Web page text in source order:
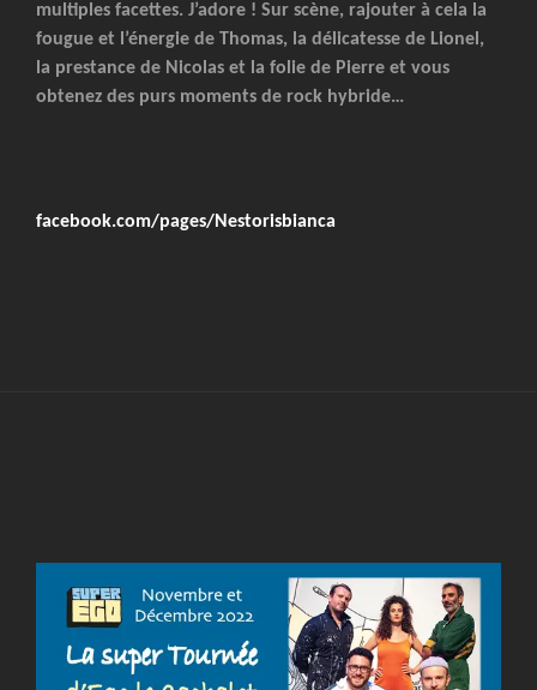
multiples facettes. J’adore ! Sur scène, rajouter à cela la
fougue et l’énergie de Thomas, la délicatesse de Lionel,
la prestance de Nicolas et la folie de Pierre et vous
obtenez des purs moments de rock hybride…
facebook.com/pages/Nestorisbianca